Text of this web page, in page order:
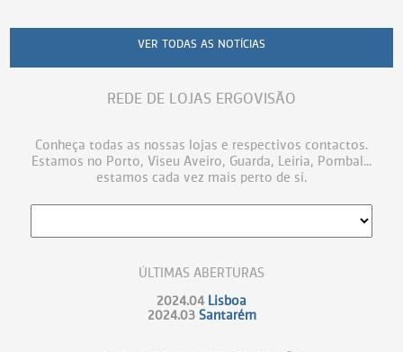
VER TODAS AS NOTÍCIAS
REDE DE LOJAS ERGOVISÃO
Conheça todas as nossas lojas e respectivos contactos.
Estamos no Porto, Viseu Aveiro, Guarda, Leiria, Pombal...
estamos cada vez mais perto de si.
ÚLTIMAS ABERTURAS
2024.04 Lisboa
2024.03 Santarém